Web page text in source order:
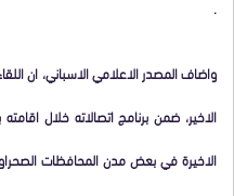
.
واضاف المصدر الاعلامي الاسباني، ان
الاخير، ضمن برنامج اتصالاته خلال
الاخيرة في بعض مدن المحافظات